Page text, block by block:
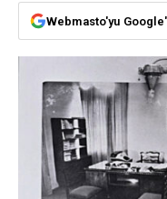
Webmasto'yu